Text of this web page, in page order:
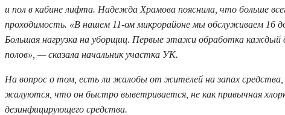
и пол в кабине лифта. Надежда Храмова пояснила, что больше
проходимость. «В нашем 11-ом микрорайоне мы обслуживаем 16
Большая нагрузка на уборщиц. Первые этажи обработка каждый
полов», — сказала начальник участка УК.
На вопрос о том, есть ли жалобы от жителей на запах
жалуются, что он быстро выветривается, не как привычная
дезинфицирующего средства.